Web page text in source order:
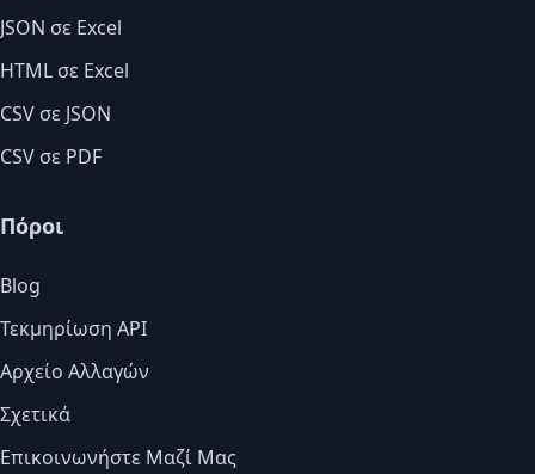
JSON σε Excel
HTML σε Excel
CSV σε JSON
CSV σε PDF
Πόροι
Blog
Τεκμηρίωση API
Αρχείο Αλλαγών
Σχετικά
Επικοινωνήστε Μαζί Μας